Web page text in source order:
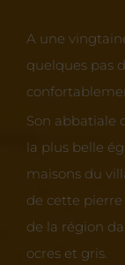
A une
quelques pas
Son abbatiale
la plus belle
maisons du
de cette pierre
de la région
ocres et gris.